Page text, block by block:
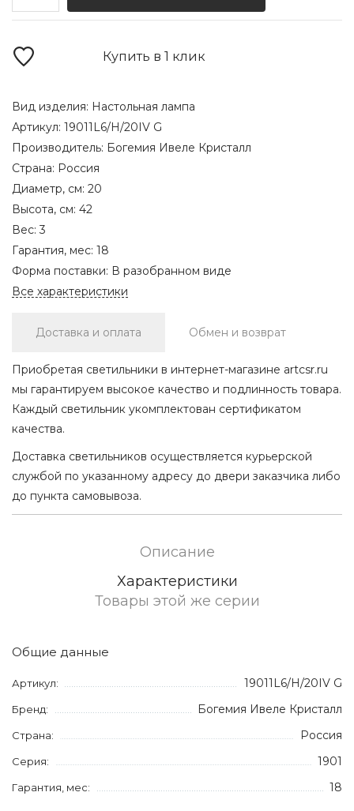
Купить в 1 клик
Вид изделия: Настольная лампа
Артикул: 19011L6/H/20IV G
Производитель: Богемия Ивеле Кристалл
Страна: Россия
Диаметр, см: 20
Высота, см: 42
Вес:3
Гарантия, мес: 18
Форма поставки: В разобранном виде
Все характеристики
Доставка и оплата Обмен и возврат
Приобретая светильники в интернет-магазине artcsr.ru
мы гарантируем высокое качество и подлинность товара.
Каждый светильник укомплектован сертификатом
качества.
Доставка светильников осуществляется курьерской
службой по указанному адресу до двери заказчика либо
до пункта самовывоза.
Описание
Характеристики
Товары этой же серии
Общие данные
Артикул: 19011L6/H/20IV G
Бренд: Богемия Ивеле Кристалл
Страна: Россия
Серия: 1901
Гарантия, мес: 18